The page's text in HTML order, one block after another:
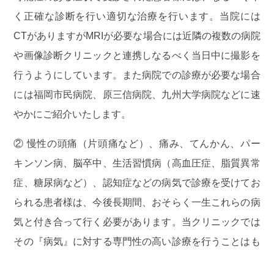
2026.02.08 お知らせ
2月の臨時休診のお知らせ
2/20（金）午前は向野医師が出張のため休診となり
ます
14時からの院長の診療は予定通り行います
日休診の予定です
ご不便をおかけいたしますが、よろしくお願いいた
します
く正確な診断を行い適切な治療を行います。当院には
CTがありますがMRIが必要な場合には近隣の複数の病院
や画像診断クリニックと連携しなるべく当日中に撮影を
行うようにしています。また病院での診療が必要な場合
には福岡市民病院、原三信病院、九州大学病院などに速
やかにご紹介いたします。
② 慢性の頭痛（片頭痛など）、痛み、てんかん、パー
キンソン病、脳卒中、生活習慣病（高血圧症、脂質異常
症、糖尿病など）、認知症などの病気で診療を受けてお
られる患者様は、今後長期間、おそらく一生これらの病
気と付き合って行く必要があります。当クリニックでは
その『病気』に対する専門性の高い診療を行うことはも